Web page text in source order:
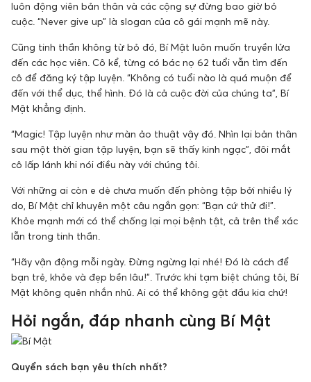
luôn động viên bản thân và các cộng sự đừng bao giờ bỏ
cuộc. “Never give up” là slogan của cô gái mạnh mẽ này.
Cũng tinh thần không từ bỏ đó, Bí Mật luôn muốn truyền lửa
đến các học viên. Cô kể, từng có bác nọ 62 tuổi vẫn tìm đến
cô để đăng ký tập luyện. “Không có tuổi nào là quá muộn để
đến với thể dục, thể hình. Đó là cả cuộc đời của chúng ta”, Bí
Mật khẳng định.
“Magic! Tập luyện như màn ảo thuật vậy đó. Nhìn lại bản thân
sau một thời gian tập luyện, bạn sẽ thấy kinh ngạc”, đôi mắt
cô lấp lánh khi nói điều này với chúng tôi.
Với những ai còn e dè chưa muốn đến phòng tập bởi nhiều lý
do, Bí Mật chỉ khuyên một câu ngắn gọn: “Bạn cứ thử đi!”.
Khỏe mạnh mới có thể chống lại mọi bệnh tật, cả trên thể xác
lẫn trong tinh thần.
“Hãy vận động mỗi ngày. Đừng ngừng lại nhé! Đó là cách để
bạn trẻ, khỏe và đẹp bền lâu!”. Trước khi tạm biệt chúng tôi, Bí
Mật không quên nhắn nhủ. Ai có thể không gật đầu kia chứ!
Hỏi ngắn, đáp nhanh cùng Bí Mật
Quyển sách bạn yêu thích nhất?